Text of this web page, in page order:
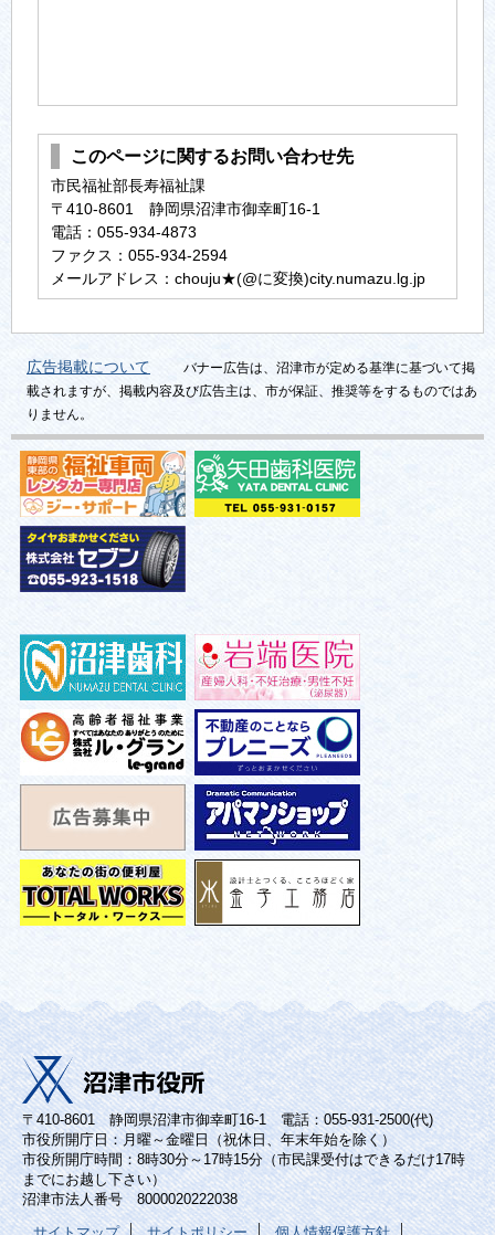
このページに関するお問い合わせ先
市民福祉部長寿福祉課
〒410-8601 静岡県沼津市御幸町16-1
電話：055-934-4873
ファクス：055-934-2594
メールアドレス：chouju★(@に変換)city.numazu.lg.jp
広告掲載について
バナー広告は、沼津市が定める基準に基づいて掲
載されますが、掲載内容及び広告主は、市が保証、推奨等をするものではあ
りません。
〒410-8601 静岡県沼津市御幸町16-1 電話：055-931-2500(代)
市役所開庁日：月曜～金曜日（祝休日、年末年始を除く）
市役所開庁時間：8時30分～17時15分（市民課受付はできるだけ17時
までにお越し下さい）
沼津市法人番号 8000020222038